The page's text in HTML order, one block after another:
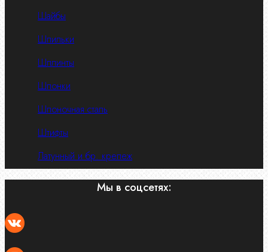
Шайбы
Шпильки
Шплинты
Шпонки
Шпоночная сталь
Штифты
Латунный и бр. крепеж
Мы в соцсетях: